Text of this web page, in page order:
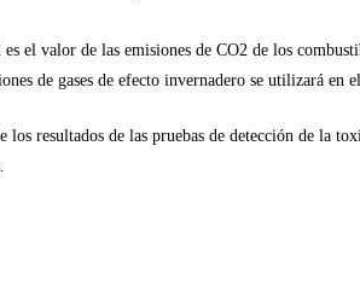
el valor de las emisiones de CO2 de los
de gases de efecto invernadero se utilizará en
los resultados de las pruebas de detección de la